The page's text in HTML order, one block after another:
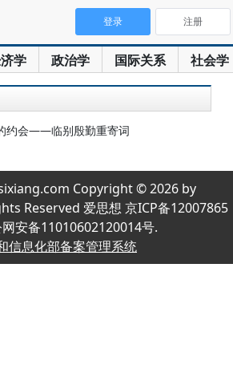
学 政治学 国际关系 社会学
登录 注册
约会——临别殷勤重寄词
Copyright © 2026 by
Reserved 爱思想 京ICP备12007865
安备11010602120014号.
信息化部备案管理系统